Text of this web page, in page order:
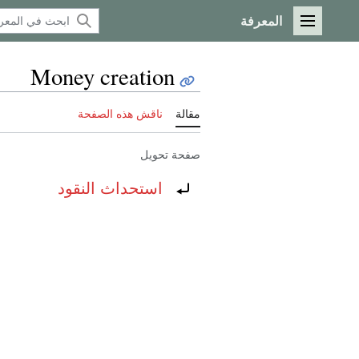
القائمة الرئيسية
المعرفة
Money creation
مقالة ناقش هذه الصفحة
صفحة تحويل
تحويل إلى:استحداث النقود